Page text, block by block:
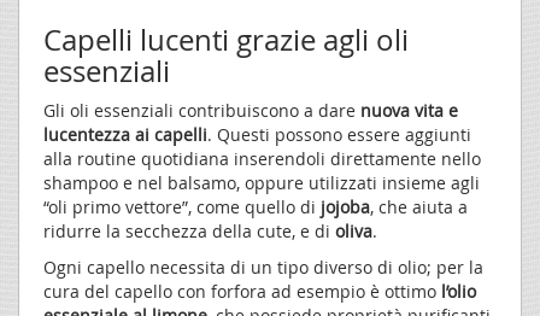
Capelli lucenti grazie agli oli
essenziali
Gli oli essenziali contribuiscono a dare nuova vita e
lucentezza ai capelli. Questi possono essere aggiunti
alla routine quotidiana inserendoli direttamente nello
shampoo e nel balsamo, oppure utilizzati insieme agli
“oli primo vettore”, come quello di jojoba, che aiuta a
ridurre la secchezza della cute, e di oliva.
Ogni capello necessita di un tipo diverso di olio; per la
cura del capello con forfora ad esempio è ottimo l’olio